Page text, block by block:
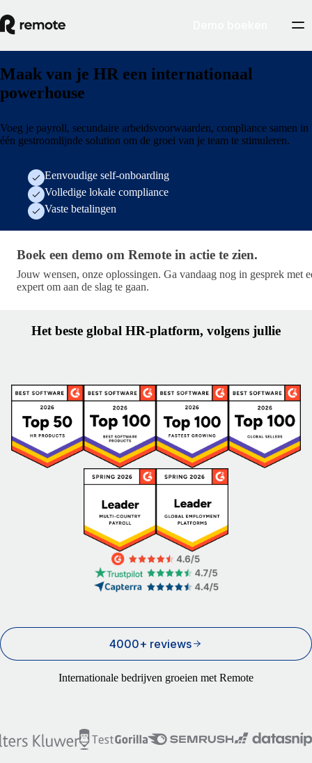
Maak van je HR een internationaal
powerhouse
Voeg je payroll, secundaire arbeidsvoorwaarden, compliance samen in
één gestroomlijnde solution om de groei van je team te stimuleren.
Eenvoudige self-onboarding
Volledige lokale compliance
Vaste betalingen
Boek een demo om Remote in actie te zien. · get-
Boek een demo om Remote in actie te zien.
Jouw wensen, onze oplossingen. Ga vandaag nog in gesprek met
expert om aan de slag te gaan.
Het beste global HR-platform, volgens jullie
4000+ reviews
Internationale bedrijven groeien met Remote